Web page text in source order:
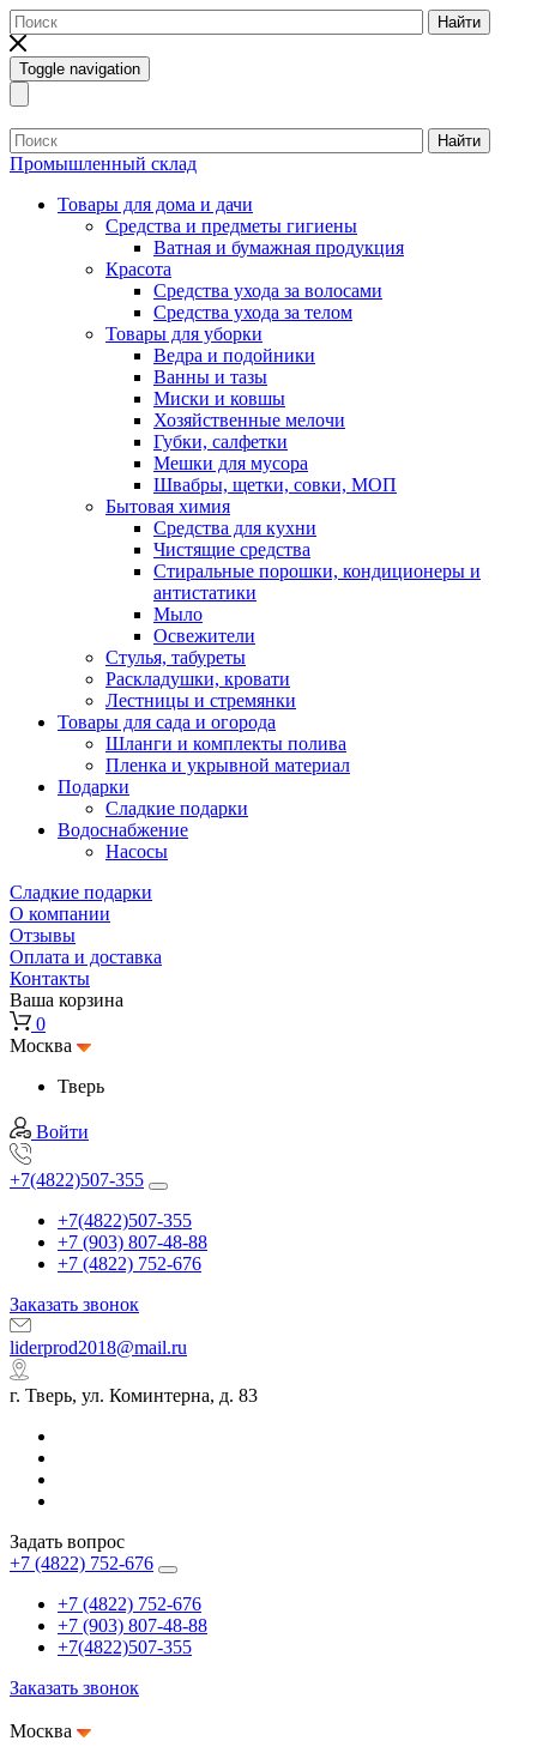
Найти
Toggle navigation
Найти
Промышленный склад
Товары для дома и дачи
Средства и предметы гигиены
Ватная и бумажная продукция
Красота
Средства ухода за волосами
Средства ухода за телом
Товары для уборки
Ведра и подойники
Ванны и тазы
Миски и ковшы
Хозяйственные мелочи
Губки, салфетки
Мешки для мусора
Швабры, щетки, совки, МОП
Бытовая химия
Средства для кухни
Чистящие средства
Стиральные порошки, кондиционеры и
антистатики
Мыло
Освежители
Стулья, табуреты
Раскладушки, кровати
Лестницы и стремянки
Товары для сада и огорода
Шланги и комплекты полива
Пленка и укрывной материал
Подарки
Cладкие подарки
Водоснабжение
Насосы
Сладкие подарки
О компании
Отзывы
Оплата и доставка
Контакты
Ваша корзина
0
Москва
Тверь
Войти
+7(4822)507-355
+7(4822)507-355
+7 (903) 807-48-88
+7 (4822) 752-676
Заказать звонок
liderprod2018@mail.ru
г. Тверь, ул. Коминтерна, д. 83
Задать вопрос
+7 (4822) 752-676
+7 (4822) 752-676
+7 (903) 807-48-88
+7(4822)507-355
Заказать звонок
Москва